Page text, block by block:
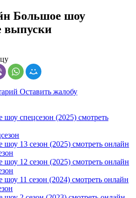
Большое шоу
выпуски
Оставить жалобу